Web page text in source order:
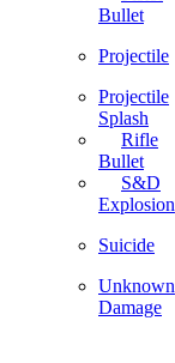
Bullet
Projectile
Projectile
Splash
Rifle
Bullet
S&D
Explosion
Suicide
Unknown
Damage